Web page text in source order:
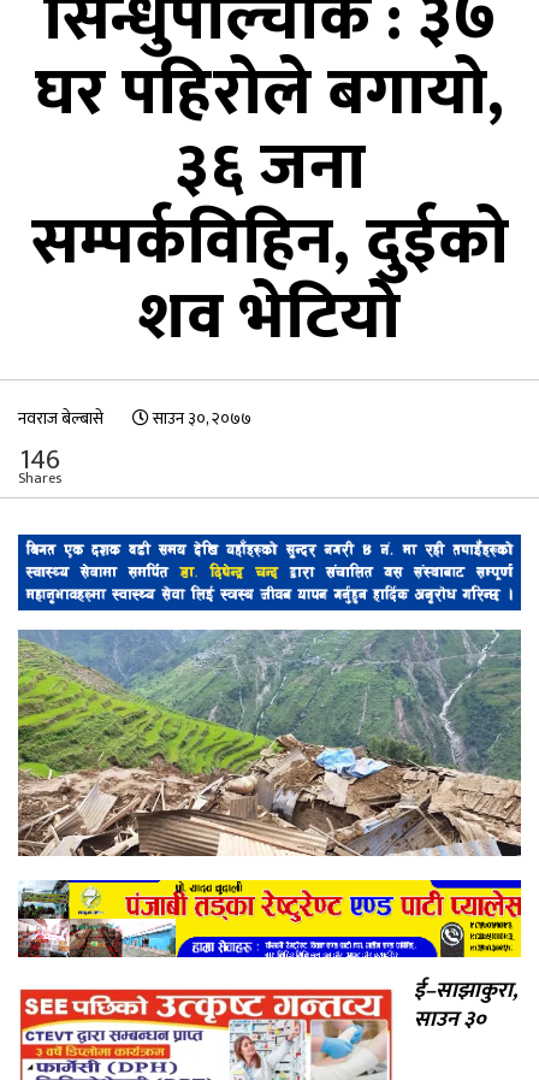
घर पहिरोले बगायो,
३६ जना
सम्पर्कविहिन, दुईको
शव भेटियो
नवराज बेल्बासे साउन ३०, २०७७
146
Shares
ई–साझाकुरा,
साउन ३०